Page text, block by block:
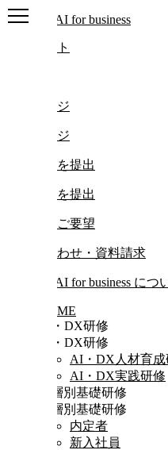
ログアウト
マイページ
マイページ
レポートを提出
レポートを提出
研修動画ご要望
お問い合わせ・資料請求
につ
HOME
AI・DX研修
AI・DX研修
AI・DX人材育成
AI・DX実践研修
階層別基礎研修
階層別基礎研修
内定者
新入社員